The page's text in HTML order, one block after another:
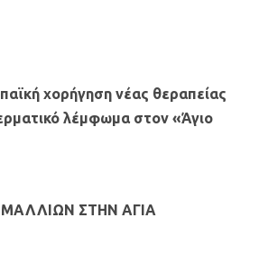
χορήγηση νέας θεραπείας
λέμφωμα στον «Άγιο
ΣΤΗΝ ΑΓΙΑ